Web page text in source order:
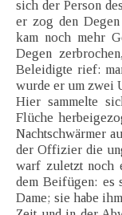
sich der Person
er zog den
kam noch mehr
Degen
Beleidigte rief:
wurde er um zwei
Hier sammelte
Flüche
Nachtschwärmer
der Offizier die
warf zuletzt noch
dem Beifügen: es
Dame; sie habe